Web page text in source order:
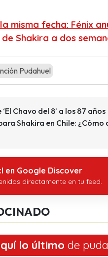
misma fecha: Fénix
Shakira a dos
Pudahuel
Chavo del 8’ a los 87 años
Shakira en Chile: ¿Cómo
en Google Discover
directamente en tu feed.
lo último de